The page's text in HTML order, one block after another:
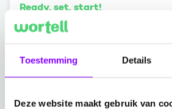
Toestemming Details
Deze website maakt gebruik van
Ready, set, start!
Copilot
kan ondersteunen. Van
licenties.